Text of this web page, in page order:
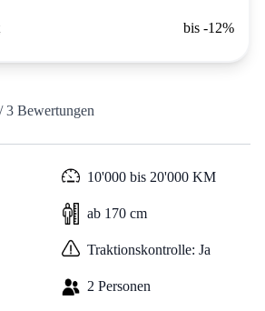
bis -12%
/ 3 Bewertungen
10'000 bis 20'000 KM
ab 170 cm
Traktionskontrolle: Ja
2 Personen